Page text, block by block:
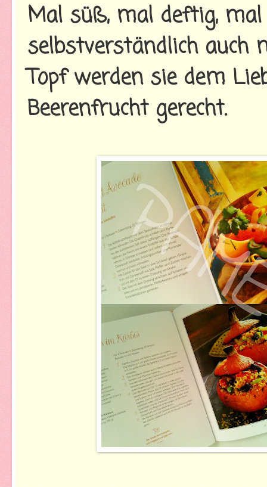
Mal süß, mal deftig,
selbstverständlich auch
Topf werden sie dem
Beerenfrucht gerecht.